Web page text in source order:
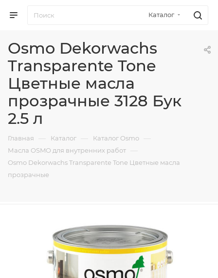
Каталог
Osmo Dekorwachs
Transparente Tone
Цветные масла
прозрачные 3128 Бук
2.5 л
Главная — Каталог — Каталог Osmo —
Масла OSMO для внутренних работ —
Osmo Dekorwachs Transparente Tone Цветные масла
прозрачные